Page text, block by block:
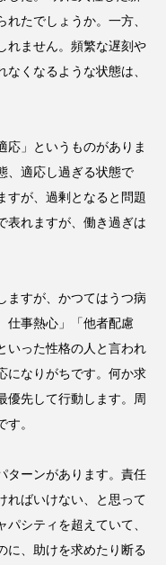
たでしょうか。一方、
れません。頻繁な遅刻や
くなるような状態は、
応」というものがありま
、適応し過ぎる状態で
すが、過剰となると問題
表れますが、働き過ぎは
ますが、かつてはうつ病
仕事熱心」「他者配慮
いった性格の人と言われ
になりがちです。何か求
優先して行動します。周
。
ターンがあります。責任
ればいけない、と思って
シティを超えていて、
に、助けを求めたり断る